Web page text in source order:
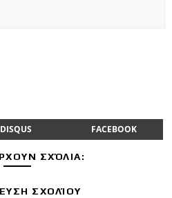
DISQUS FACEBOOK
ΣΧΌΛΙΑ:
ΣΧΟΛΊΟΥ